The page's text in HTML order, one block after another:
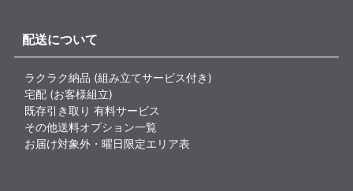
配送について
ラクラク納品 (組み立てサービス付き)
宅配 (お客様組立)
既存引き取り 有料サービス
その他送料オプション一覧
お届け対象外・曜日限定エリア表